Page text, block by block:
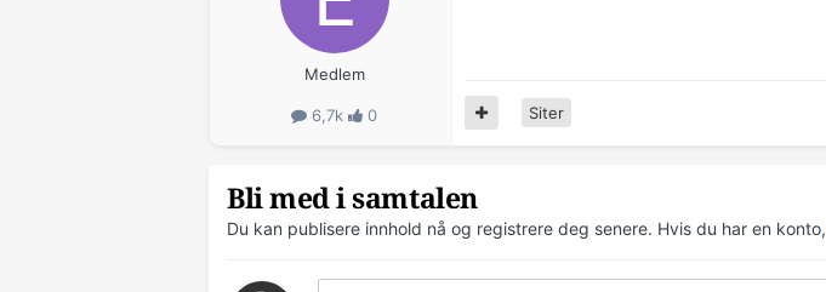
Medlem
6,7k 0 Siter
Bli med i samtalen
Du kan publisere innhold nå og registrere deg senere. Hvis du har en konto,